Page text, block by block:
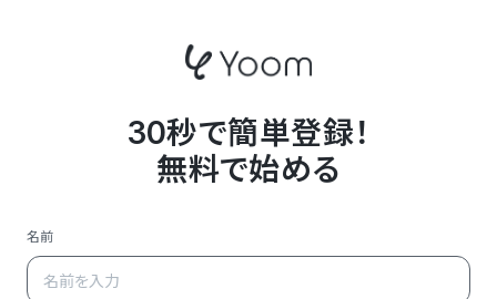
30秒で簡単登録！
無料で始める
名前